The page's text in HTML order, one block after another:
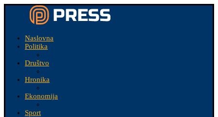
Naslovna
Politika
Društvo
Hronika
Ekonomija
Sport